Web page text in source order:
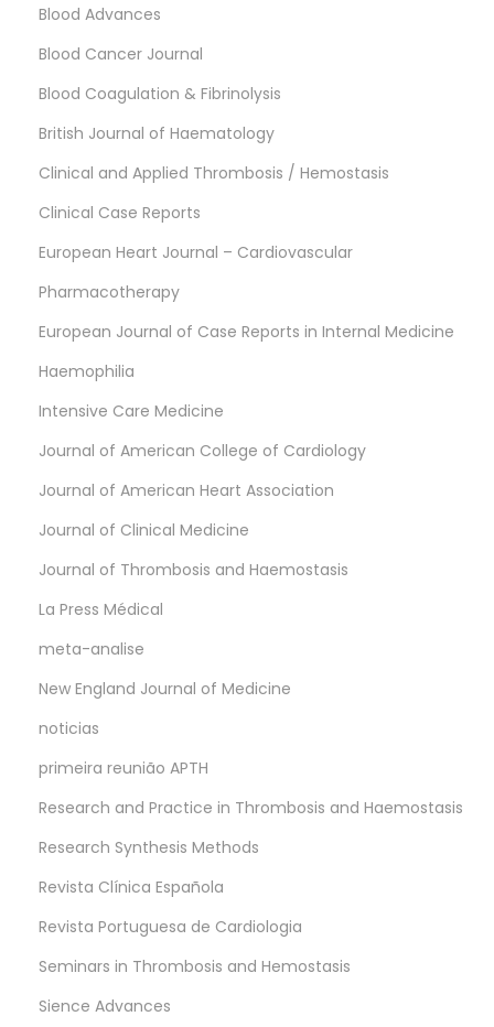
Blood Advances
Blood Cancer Journal
Blood Coagulation & Fibrinolysis
British Journal of Haematology
Clinical and Applied Thrombosis / Hemostasis
Clinical Case Reports
European Heart Journal – Cardiovascular
Pharmacotherapy
European Journal of Case Reports in Internal Medicine
Haemophilia
Intensive Care Medicine
Journal of American College of Cardiology
Journal of American Heart Association
Journal of Clinical Medicine
Journal of Thrombosis and Haemostasis
La Press Médical
meta-analise
New England Journal of Medicine
noticias
primeira reunião APTH
Research and Practice in Thrombosis and Haemostasis
Research Synthesis Methods
Revista Clínica Española
Revista Portuguesa de Cardiologia
Seminars in Thrombosis and Hemostasis
Sience Advances